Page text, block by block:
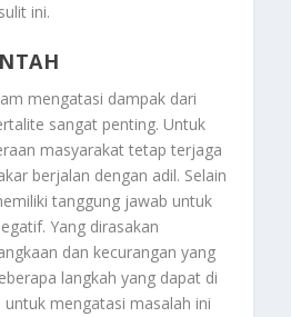
ini.
mengatasi dampak dari
sangat penting. Untuk
masyarakat tetap terjaga
berjalan dengan adil. Selain
tanggung jawab untuk
Yang dirasakan
dan kecurangan yang
langkah yang dapat di
mengatasi masalah ini